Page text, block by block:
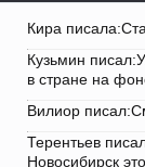
Кира
Кузьмин
в стране на
Вилиор
Терентьев
Новосибирск